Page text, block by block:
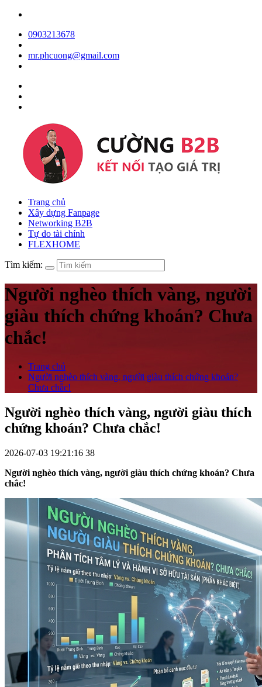
0903213678
mr.phcuong@gmail.com
Trang chủ
Xây dựng Fanpage
Networking B2B
Tự do tài chính
FLEXHOME
Tìm kiếm:
Người nghèo thích vàng, người
giàu thích chứng khoán? Chưa
chắc!
Trang chủ
Người nghèo thích vàng, người giàu thích chứng khoán?
Chưa chắc!
Người nghèo thích vàng, người giàu thích
chứng khoán? Chưa chắc!
2026-07-03 19:21:16 38
Người nghèo thích vàng, người giàu thích chứng khoán? Chưa
chắc!